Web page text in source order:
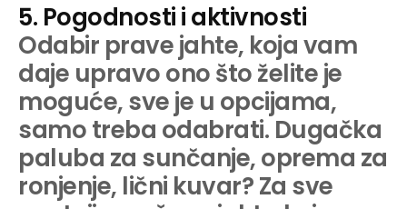
5. Pogodnosti i aktivnosti
Odabir prave jahte, koja vam
daje upravo ono što želite je
moguće, sve je u opcijama,
samo treba odabrati. Dugačka
paluba za sunčanje, oprema za
ronjenje, lični kuvar? Za sve